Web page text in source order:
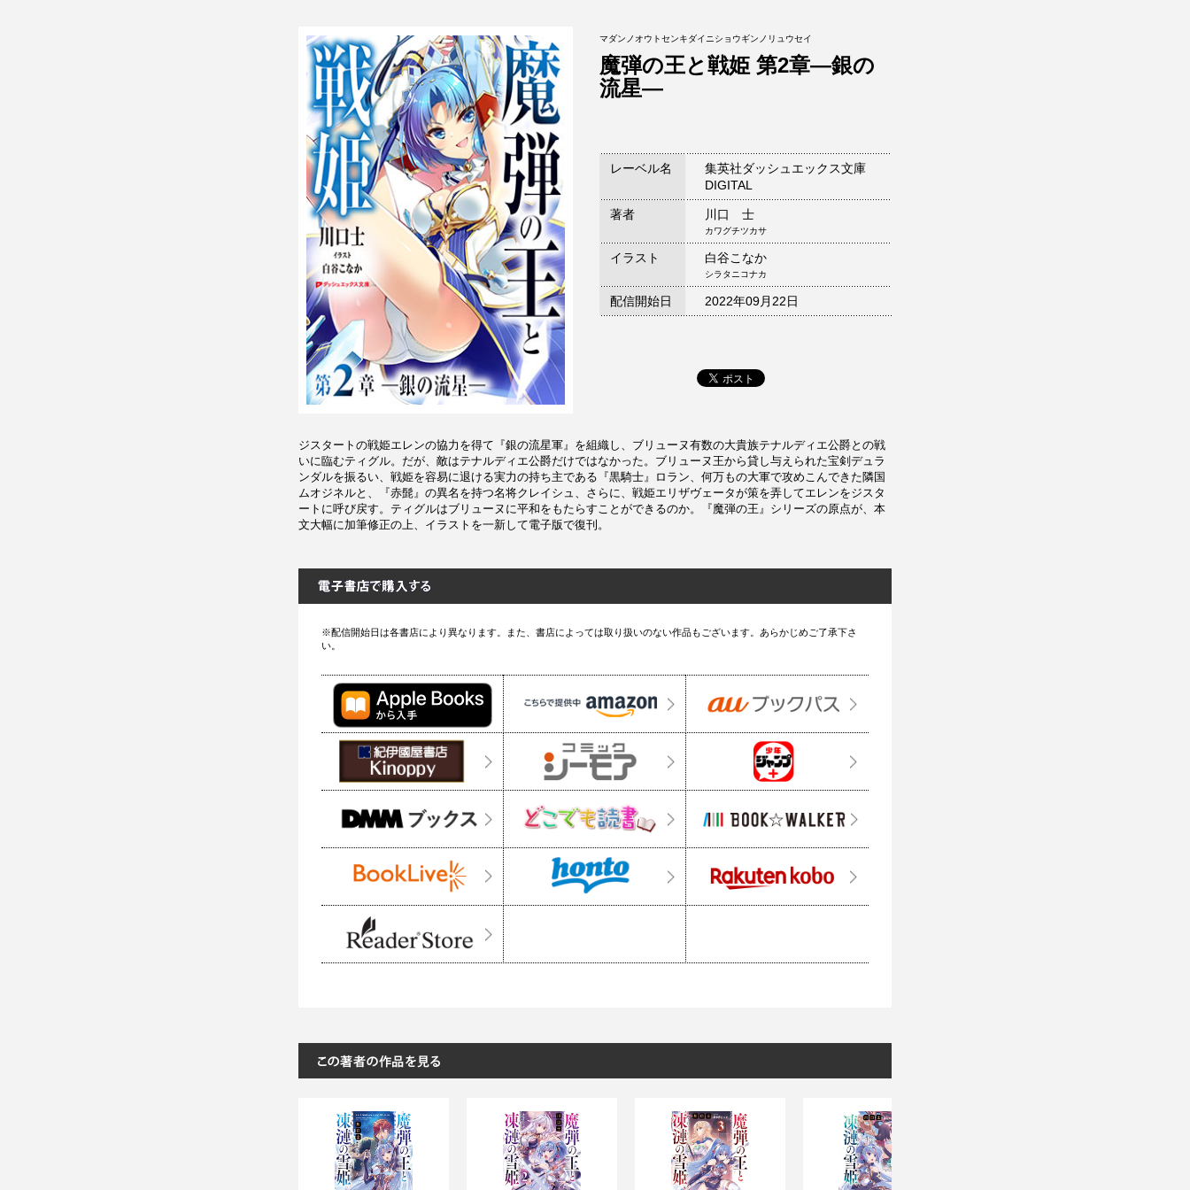
マダンノオウトセンキダイニショウギンノリュウセイ
魔弾の王と戦姫 第2章―銀の
流星―
レーベル名
集英社ダッシュエックス文庫
DIGITAL
著者 川口 士
カワグチツカサ
イラスト 白谷こなか
シラタニコナカ
配信開始日 2022年09月22日
ジスタートの戦姫エレンの協力を得て『銀の流星軍』を組織し、ブリューヌ有数の大貴族テナルディエ公爵との戦
いに臨むティグル。だが、敵はテナルディエ公爵だけではなかった。ブリューヌ王から貸し与えられた宝剣デュラ
ンダルを振るい、戦姫を容易に退ける実力の持ち主である『黒騎士』ロラン、何万もの大軍で攻めこんできた隣国
ムオジネルと、『赤髭』の異名を持つ名将クレイシュ、さらに、戦姫エリザヴェータが策を弄してエレンをジスタ
ートに呼び戻す。ティグルはブリューヌに平和をもたらすことができるのか。『魔弾の王』シリーズの原点が、本
文大幅に加筆修正の上、イラストを一新して電子版で復刊。
※配信開始日は各書店により異なります。また、書店によっては取り扱いのない作品もございます。あらかじめご了承下さ
い。